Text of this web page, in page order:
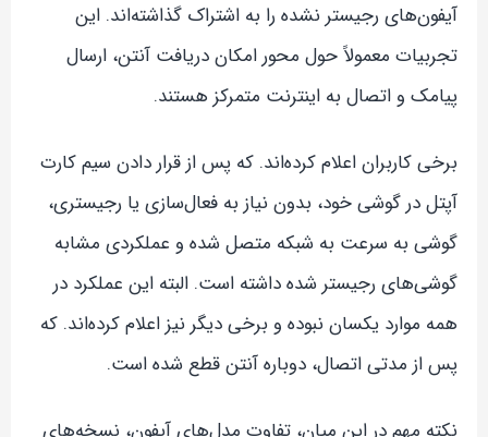
آیفون‌های رجیستر نشده را به اشتراک گذاشته‌اند. این
تجربیات معمولاً حول محور امکان دریافت آنتن، ارسال
پیامک و اتصال به اینترنت متمرکز هستند.
برخی کاربران اعلام کرده‌اند. که پس از قرار دادن سیم کارت
آپتل در گوشی خود، بدون نیاز به فعال‌سازی یا رجیستری،
گوشی به سرعت به شبکه متصل شده و عملکردی مشابه
گوشی‌های رجیستر شده داشته است. البته این عملکرد در
همه موارد یکسان نبوده و برخی دیگر نیز اعلام کرده‌اند. که
پس از مدتی اتصال، دوباره آنتن قطع شده است.
نکته مهم در این میان، تفاوت مدل‌های آیفون، نسخه‌های